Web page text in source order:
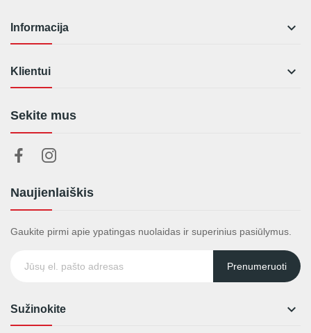
Informacija 
Klientui 
Sekite mus
Naujienlaiškis
Gaukite pirmi apie ypatingas nuolaidas ir superinius pasiūlymus.
Prenumeruoti
Sužinokite 